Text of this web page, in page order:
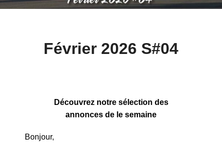
Février 2026 S#04
Découvrez notre sélection des
annonces de le semaine
Bonjour,